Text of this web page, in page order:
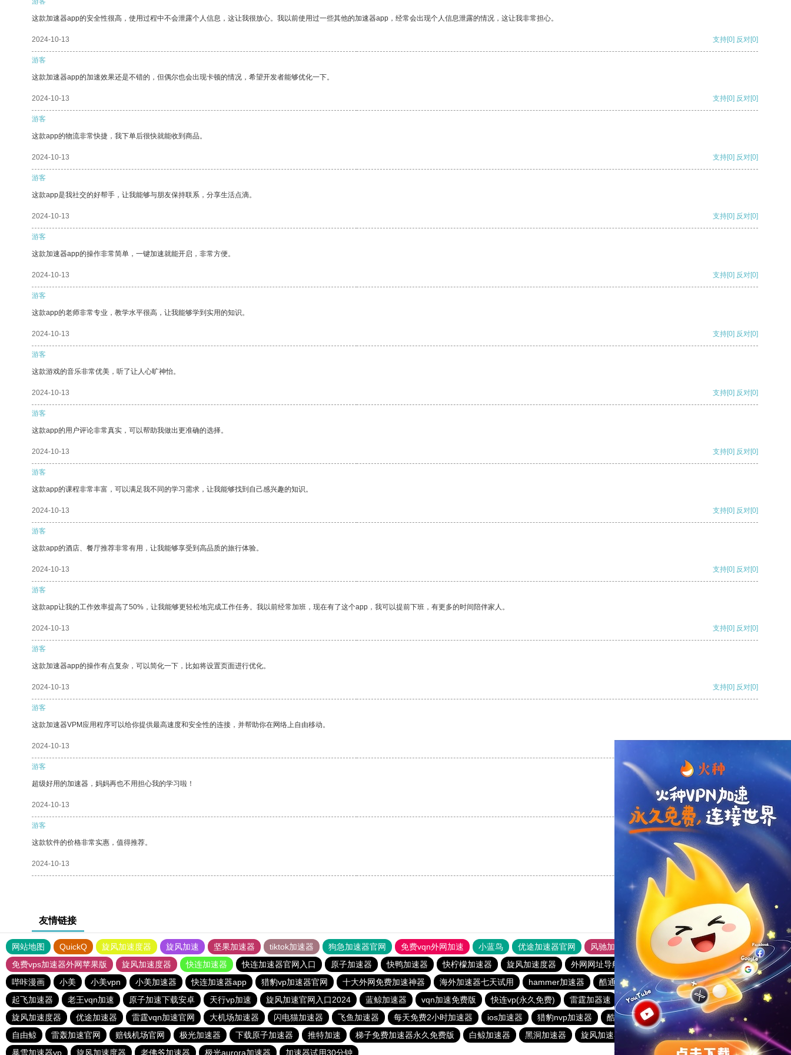
这款加速器app的安全性很高，使用过程中不会泄露个人信息，这让我很放心。我以前使用过一些其他的加速器app，经常会出现个人信息泄露的情况，这让我非常担心。
2024-10-13 支持[0] 反对[0]
游客
这款加速器app的加速效果还是不错的，但偶尔也会出现卡顿的情况，希望开发者能够优化一下。
2024-10-13 支持[0] 反对[0]
游客
这款app的物流非常快捷，我下单后很快就能收到商品。
2024-10-13 支持[0] 反对[0]
游客
这款app是我社交的好帮手，让我能够与朋友保持联系，分享生活点滴。
2024-10-13 支持[0] 反对[0]
游客
这款加速器app的操作非常简单，一键加速就能开启，非常方便。
2024-10-13 支持[0] 反对[0]
游客
这款app的老师非常专业，教学水平很高，让我能够学到实用的知识。
2024-10-13 支持[0] 反对[0]
游客
这款游戏的音乐非常优美，听了让人心旷神怡。
2024-10-13 支持[0] 反对[0]
游客
这款app的用户评论非常真实，可以帮助我做出更准确的选择。
2024-10-13 支持[0] 反对[0]
游客
这款app的课程非常丰富，可以满足我不同的学习需求，让我能够找到自己感兴趣的知识。
2024-10-13 支持[0] 反对[0]
游客
这款app的酒店、餐厅推荐非常有用，让我能够享受到高品质的旅行体验。
2024-10-13 支持[0] 反对[0]
游客
这款app让我的工作效率提高了50%，让我能够更轻松地完成工作任务。我以前经常加班，现在有了这个app，我可以提前下班，有更多的时间陪伴家人。
2024-10-13 支持[0] 反对[0]
游客
这款加速器app的操作有点复杂，可以简化一下，比如将设置页面进行优化。
2024-10-13 支持[0] 反对[0]
游客
这款加速器VPM应用程序可以给你提供最高速度和安全性的连接，并帮助你在网络上自由移动。
2024-10-13
游客
超级好用的加速器，妈妈再也不用担心我的学习啦！
2024-10-13 支持 [0] 反对 [0]
游客
这款软件的价格非常实惠，值得推荐。
2024-10-13 支持
友情链接
网站地图 QuickQ 旋风加速度器 旋风加速 坚果加速器 tiktok加速器 狗急加速器官网 免费vqn外网加速 小蓝鸟 优途加速器官网 风驰加速器
旋风加速器
免费vps加速器外网苹果版
旋风加速度器 快连加速器 快连加速器官网入口 原子加速器 快鸭加速器 快柠檬加速器 旋风加速度器 外网网址导航 软件中心 雷霆加速
狂飙加速器
哔咔漫画
小美 小美vpn 小美加速器 快连加速器app 猎豹vp加速器官网 十大外网免费加速神器 海外加速器七天试用 hammer加速器 酷通加速器 黑洞nvp加速器
大象加速器
起飞加速器
老王vqn加速 原子加速下载安卓 天行vp加速 旋风加速官网入口2024 蓝鲸加速器 vqn加速免费版 快连vp(永久免费) 雷霆加器速 闪电猫加速器
飞狗加速器
旋风加速度器
优途加速器 雷霆vqn加速官网 大机场加速器 闪电猫加速器 飞鱼加速器 每天免费2小时加速器 ios加速器 猎豹nvp加速器 酷通加速器 迷雾通
猎豹加速器
自由鲸
雷轰加速官网 赔钱机场官网 极光加速器 下载原子加速器 推特加速 梯子免费加速器永久免费版 白鲸加速器 黑洞加速器 旋风加速器官网 蚂蚁加速器
ios梯子加速器
暴雪加速器vp
旋风加速度器 老佛爷加速器 极光aurora加速器 加速器试用30分钟